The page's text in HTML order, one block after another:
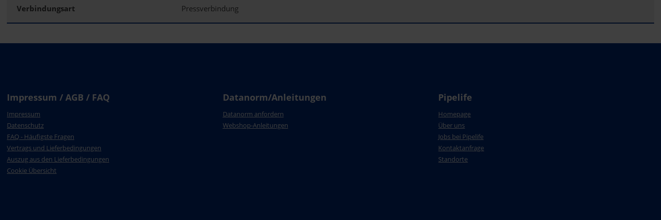
Verbindungsart Pressverbindung
Impressum / AGB / FAQ
Impressum
Datenschutz
FAQ - Häufigste Fragen
Vertrags und Lieferbedingungen
Auszug aus den Lieferbedingungen
Cookie Übersicht
Datanorm/Anleitungen
Datanorm anfordern
Webshop-Anleitungen
Pipelife
Homepage
Über uns
Jobs bei Pipelife
Kontaktanfrage
Standorte